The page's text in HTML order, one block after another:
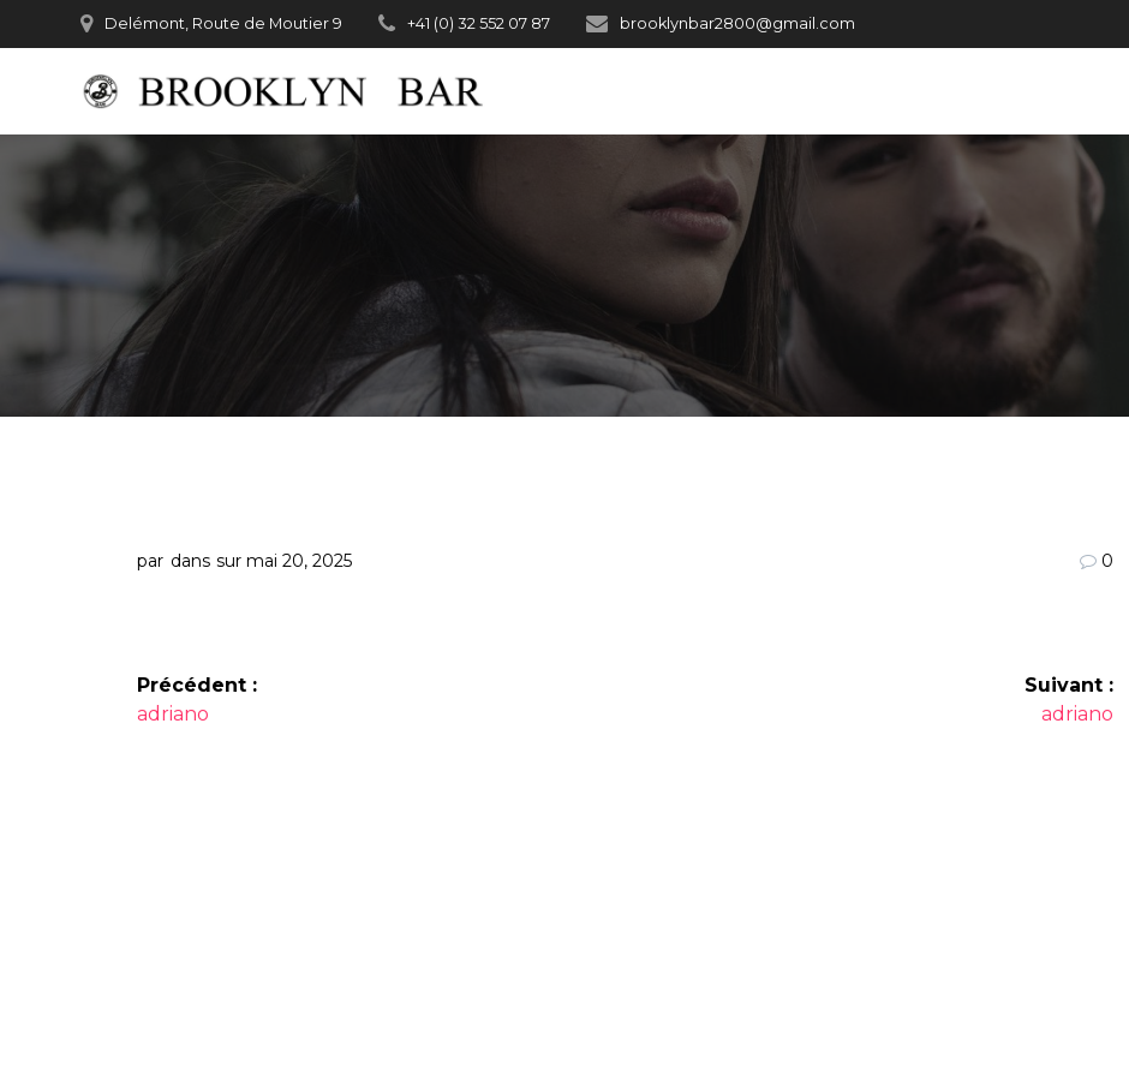
Delémont, Route de Moutier 9 +41 (0) 32 552 07 87 brooklynbar2800@gmail.com
par dans sur mai 20, 2025 0
Navigation
de
Précédent :
Article
adriano
Suivant :
Article
adriano